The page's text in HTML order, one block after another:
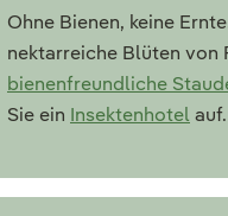
Ohne Bienen, keine
nektarreiche Blüten von
bienenfreundliche
Sie ein Insektenhotel auf.